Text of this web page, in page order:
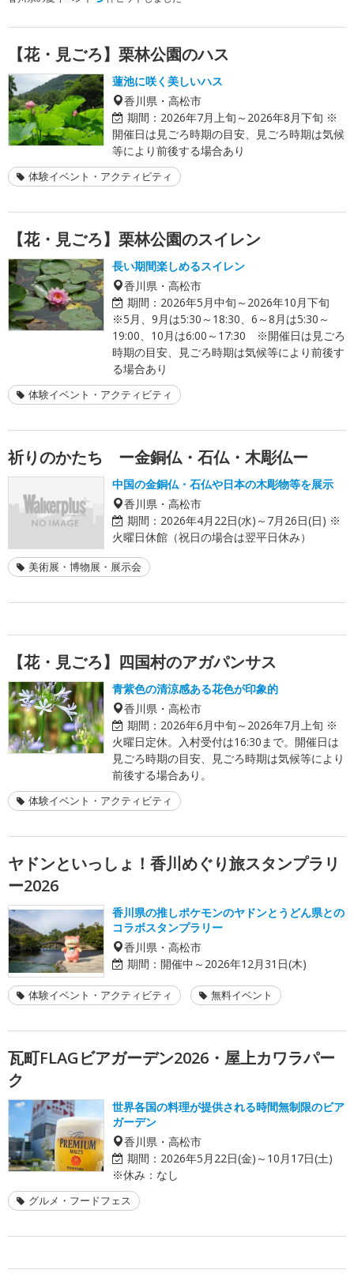
【花・見ごろ】栗林公園のハス
蓮池に咲く美しいハス
香川県・高松市
期間： 2026年7月上旬～2026年8月下旬 ※
開催日は見ごろ時期の目安、見ごろ時期は気候
等により前後する場合あり
体験イベント・アクティビティ
【花・見ごろ】栗林公園のスイレン
長い期間楽しめるスイレン
香川県・高松市
期間： 2026年5月中旬～2026年10月下旬
※5月、9月は5:30～18:30、6～8月は5:30～
19:00、10月は6:00～17:30 ※開催日は見ごろ
時期の目安、見ごろ時期は気候等により前後す
る場合あり
体験イベント・アクティビティ
祈りのかたち ー金銅仏・石仏・木彫仏ー
中国の金銅仏・石仏や日本の木彫物等を展示
香川県・高松市
期間： 2026年4月22日(水)～7月26日(日) ※
火曜日休館（祝日の場合は翌平日休み）
美術展・博物展・展示会
【花・見ごろ】四国村のアガパンサス
青紫色の清涼感ある花色が印象的
香川県・高松市
期間： 2026年6月中旬～2026年7月上旬 ※
火曜日定休。入村受付は16:30まで。開催日は
見ごろ時期の目安、見ごろ時期は気候等により
前後する場合あり。
体験イベント・アクティビティ
ヤドンといっしょ！香川めぐり旅スタンプラリ
ー2026
香川県の推しポケモンのヤドンとうどん県との
コラボスタンプラリー
香川県・高松市
期間： 開催中～2026年12月31日(木)
体験イベント・アクティビティ 無料イベント
瓦町FLAGビアガーデン2026・屋上カワラパー
ク
世界各国の料理が提供される時間無制限のビア
ガーデン
香川県・高松市
期間： 2026年5月22日(金)～10月17日(土)
※休み：なし
グルメ・フードフェス